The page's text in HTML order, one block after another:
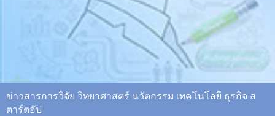
ข่าวสารการวิจัย วิทยาศาสตร์ นวัตกรรม เทคโนโลยี ธุรกิจ ส
ตาร์ตอัป